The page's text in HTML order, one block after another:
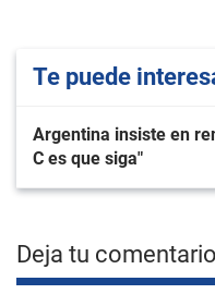
Te puede
Argentina insiste en
C es que siga"
Deja tu comentario